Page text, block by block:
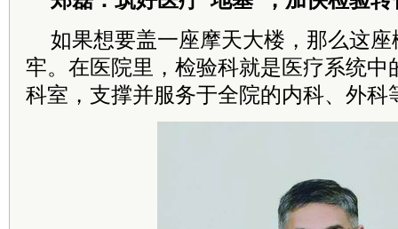
如果想要盖一座摩天大楼，那么这
牢。在医院里，检验科就是医疗系统中
科室，支撑并服务于全院的内科、外科